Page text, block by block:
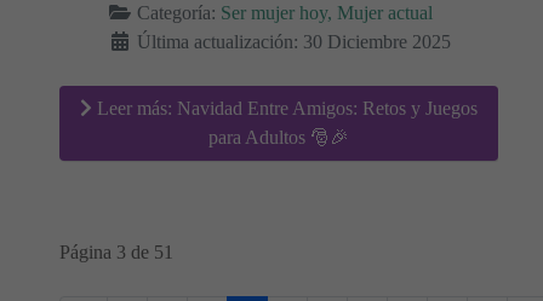
Categoría: Ser mujer hoy, Mujer actual
Última actualización: 30 Diciembre 2025
Leer más: Navidad Entre Amigos: Retos y Juegos
para Adultos 🎅🎉
Página 3 de 51